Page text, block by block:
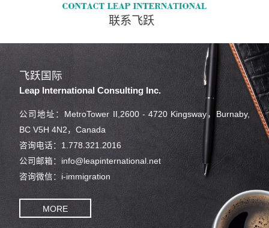
联系飞跃
飞跃国际
Leap International Consulting Inc.
公司地址：MetroTower II,2600 - 4720 Kingsway，Burnaby,
BC V5H 4N2，Canada
咨询电话：1.778.321.2016
公司邮箱：info@leapinternational.net
咨询微信：i-immigration
MORE